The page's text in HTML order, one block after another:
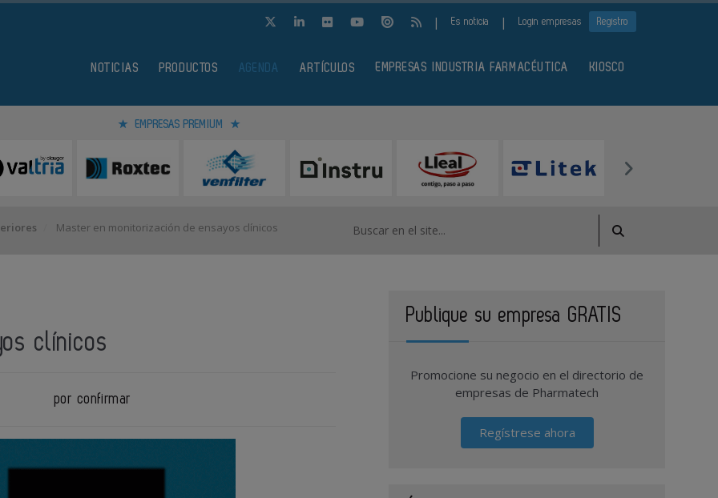
| Es noticia | Login empresas Registro
NOTICIAS PRODUCTOS AGENDA ARTÍCULOS EMPRESAS INDUSTRIA FARMACÉUTICA KIOSCO
EMPRESAS PREMIUM
Master en monitorización de ensayos clínicos
clínicos
por confirmar
Publique su empresa GRATIS
Promocione su negocio en el directorio de
empresas de Pharmatech
Regístrese ahora